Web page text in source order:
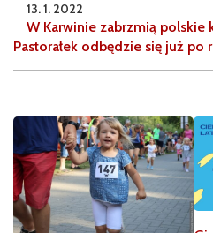
13. 1. 2022
W Karwinie zabrzmią polskie
Pastorałek odbędzie się już po